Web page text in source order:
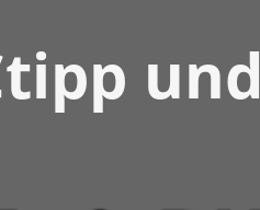
und